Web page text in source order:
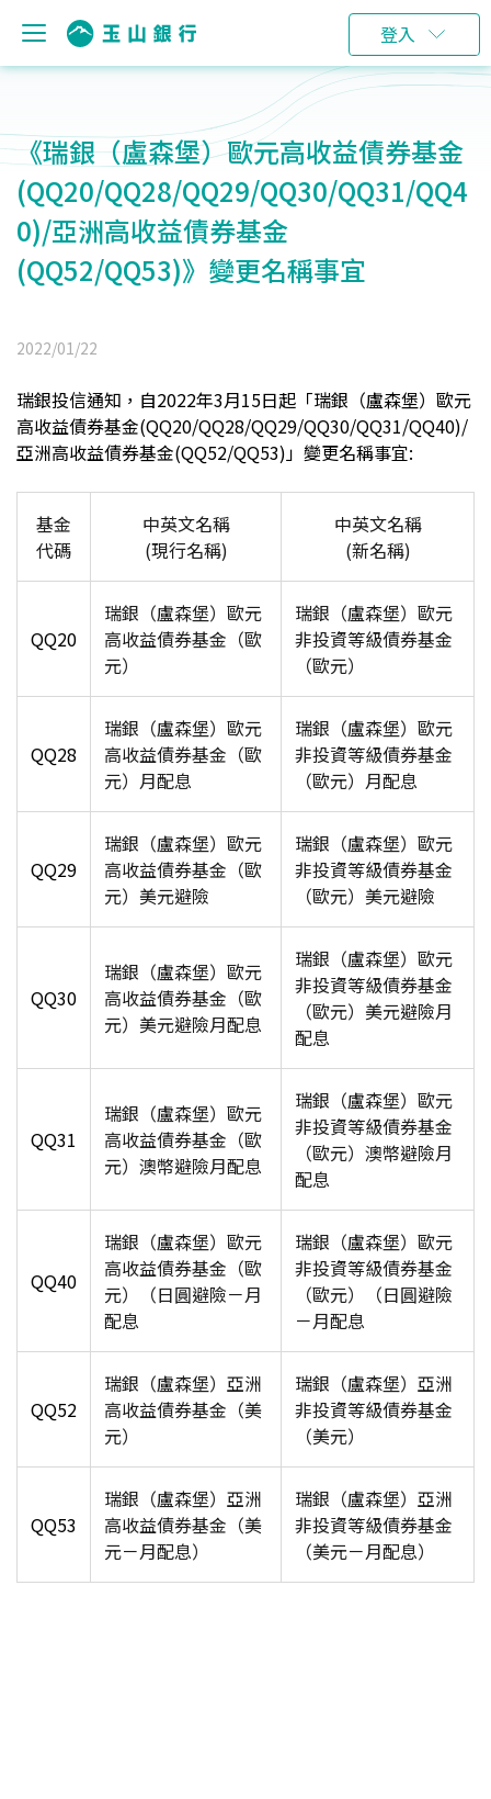
登入
《瑞銀（盧森堡）歐元高收益債券基金
(QQ20/QQ28/QQ29/QQ30/QQ31/QQ4
0)/亞洲高收益債券基金
(QQ52/QQ53)》變更名稱事宜
2022/01/22
瑞銀投信通知， 自2022年3月15日起 「瑞銀（盧森堡）歐元
高收益債券基金(QQ20/QQ28/QQ29/QQ30/QQ31/QQ40)/
亞洲高收益債券基金(QQ52/QQ53)」變更名稱事宜:
基金
代碼
中英文名稱
(現行名稱)
中英文名稱
(新名稱)
QQ20
瑞銀（盧森堡）歐元
高收益債券基金（歐
元）
瑞銀（盧森堡）歐元
非投資等級債券基金
（歐元）
QQ28
瑞銀（盧森堡）歐元
高收益債券基金（歐
元）月配息
瑞銀（盧森堡）歐元
非投資等級債券基金
（歐元）月配息
QQ29
瑞銀（盧森堡）歐元
高收益債券基金（歐
元）美元避險
瑞銀（盧森堡）歐元
非投資等級債券基金
（歐元）美元避險
QQ30
瑞銀（盧森堡）歐元
高收益債券基金（歐
元）美元避險月配息
瑞銀（盧森堡）歐元
非投資等級債券基金
（歐元）美元避險月
配息
QQ31
瑞銀（盧森堡）歐元
高收益債券基金（歐
元）澳幣避險月配息
瑞銀（盧森堡）歐元
非投資等級債券基金
（歐元）澳幣避險月
配息
QQ40
瑞銀（盧森堡）歐元
高收益債券基金（歐
元）（日圓避險－月
配息
瑞銀（盧森堡）歐元
非投資等級債券基金
（歐元）（日圓避險
－月配息
QQ52
瑞銀（盧森堡）亞洲
高收益債券基金（美
元）
瑞銀（盧森堡）亞洲
非投資等級債券基金
（美元）
QQ53
瑞銀（盧森堡）亞洲
高收益債券基金（美
元－月配息）
瑞銀（盧森堡）亞洲
非投資等級債券基金
（美元－月配息）